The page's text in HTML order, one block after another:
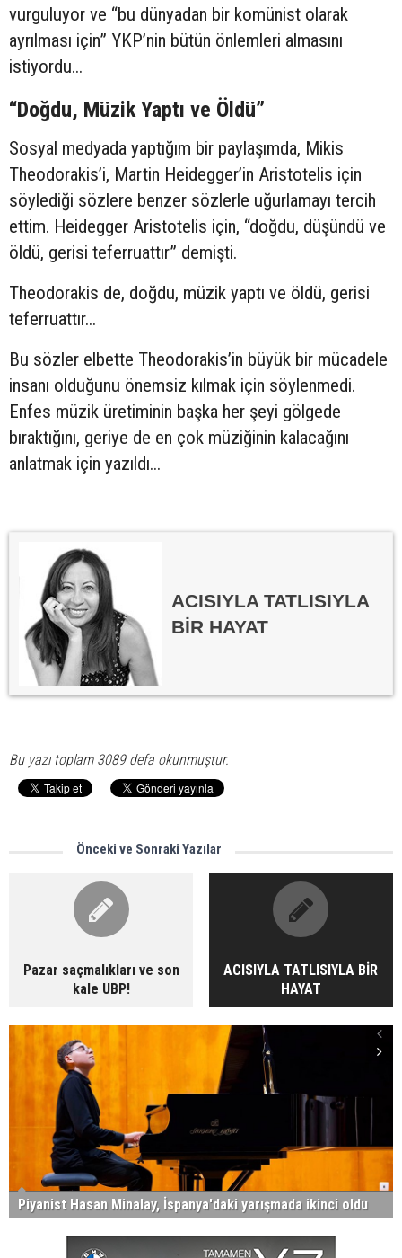
vurguluyor ve “bu dünyadan bir komünist olarak
ayrılması için” YKP’nin bütün önlemleri almasını
istiyordu...
“Doğdu, Müzik Yaptı ve Öldü”
Sosyal medyada yaptığım bir paylaşımda, Mikis
Theodorakis’i, Martin Heidegger’in Aristotelis için
söylediği sözlere benzer sözlerle uğurlamayı tercih
ettim. Heidegger Aristotelis için, “doğdu, düşündü ve
öldü, gerisi teferruattır” demişti.
Theodorakis de, doğdu, müzik yaptı ve öldü, gerisi
teferruattır...
Bu sözler elbette Theodorakis’in büyük bir mücadele
insanı olduğunu önemsiz kılmak için söylenmedi.
Enfes müzik üretiminin başka her şeyi gölgede
bıraktığını, geriye de en çok müziğinin kalacağını
anlatmak için yazıldı...
ACISIYLA TATLISIYLA
BİR HAYAT
Bu yazı toplam 3089 defa okunmuştur.
Önceki ve Sonraki Yazılar
Pazar saçmalıkları ve son
kale UBP!
ACISIYLA TATLISIYLA BİR
HAYAT
Piyanist Hasan Minalay, İspanya'daki yarışmada ikinci oldu